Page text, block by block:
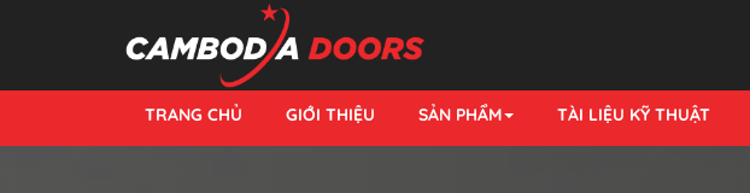
TRANG CHỦ GIỚI THIỆU SẢN PHẨM TÀI LIỆU KỸ THUẬT